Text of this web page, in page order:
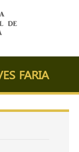
FARIA